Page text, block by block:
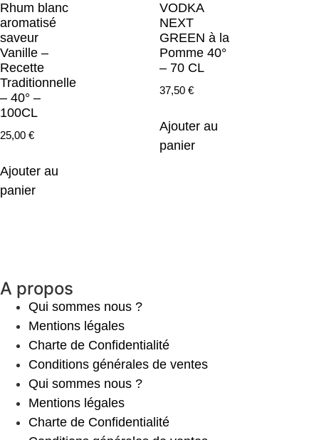
Rhum blanc
aromatisé
saveur
Vanille –
Recette
Traditionnelle
– 40° –
100CL
25,00 €
Ajouter au
panier
VODKA
NEXT
GREEN à la
Pomme 40°
– 70 CL
37,50 €
Ajouter au
panier
A propos
Qui sommes nous ?
Mentions légales
Charte de Confidentialité
Conditions générales de ventes
Qui sommes nous ?
Mentions légales
Charte de Confidentialité